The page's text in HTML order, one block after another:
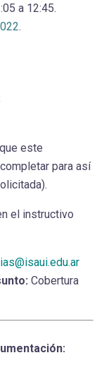
a 12:45.
.
este
para así
el instructivo
Cobertura